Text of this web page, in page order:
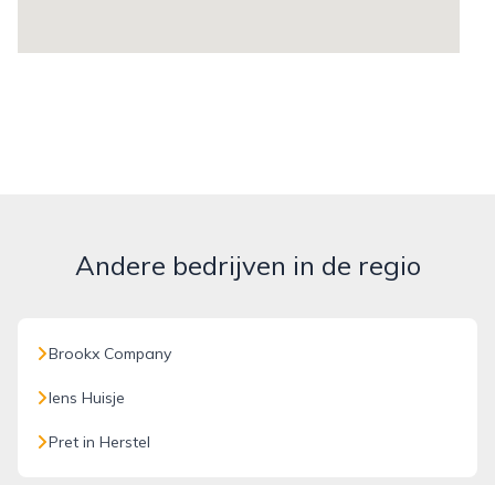
Andere bedrijven in de regio
Brookx Company
Iens Huisje
Pret in Herstel